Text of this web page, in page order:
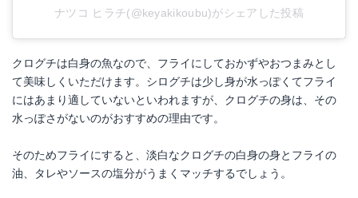
ナツコ ヒラチ(@keyakikoubu)がシェアした投稿
クログチは白身の魚なので、フライにしておかずやおつまみとし
て美味しくいただけます。シログチは少し身が水っぽくてフライ
にはあまり適していないといわれますが、クログチの身は、その
水っぽさがないのがおすすめの理由です。
そのためフライにすると、淡白なクログチの白身の身とフライの
油、タレやソースの塩分がうまくマッチするでしょう。